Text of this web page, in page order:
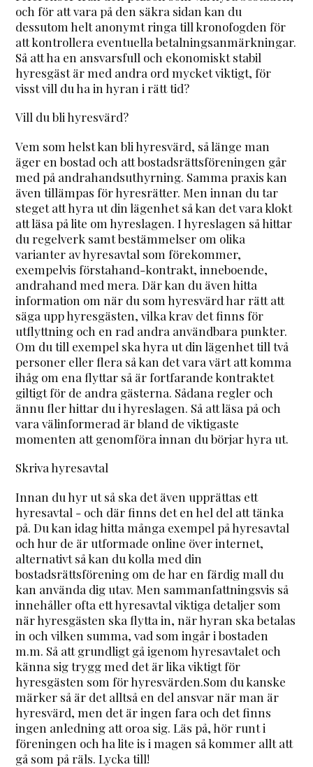
och för att vara på den säkra sidan kan du
dessutom helt anonymt ringa till kronofogden för
att kontrollera eventuella betalningsanmärkningar.
Så att ha en ansvarsfull och ekonomiskt stabil
hyresgäst är med andra ord mycket viktigt, för
visst vill du ha in hyran i rätt tid?
Vill du bli hyresvärd?
Vem som helst kan bli hyresvärd, så länge man
äger en bostad och att bostadsrättsföreningen går
med på andrahandsuthyrning. Samma praxis kan
även tillämpas för hyresrätter. Men innan du tar
steget att hyra ut din lägenhet så kan det vara klokt
att läsa på lite om hyreslagen. I hyreslagen så hittar
du regelverk samt bestämmelser om olika
varianter av hyresavtal som förekommer,
exempelvis förstahand-kontrakt, inneboende,
andrahand med mera. Där kan du även hitta
information om när du som hyresvärd har rätt att
säga upp hyresgästen, vilka krav det finns för
utflyttning och en rad andra användbara punkter.
Om du till exempel ska hyra ut din lägenhet till två
personer eller flera så kan det vara värt att komma
ihåg om ena flyttar så är fortfarande kontraktet
giltigt för de andra gästerna. Sådana regler och
ännu fler hittar du i hyreslagen. Så att läsa på och
vara välinformerad är bland de viktigaste
momenten att genomföra innan du börjar hyra ut.
Skriva hyresavtal
Innan du hyr ut så ska det även upprättas ett
hyresavtal - och där finns det en hel del att tänka
på. Du kan idag hitta många exempel på hyresavtal
och hur de är utformade online över internet,
alternativt så kan du kolla med din
bostadsrättsförening om de har en färdig mall du
kan använda dig utav. Men sammanfattningsvis så
innehåller ofta ett hyresavtal viktiga detaljer som
när hyresgästen ska flytta in, när hyran ska betalas
in och vilken summa, vad som ingår i bostaden
m.m. Så att grundligt gå igenom hyresavtalet och
känna sig trygg med det är lika viktigt för
hyresgästen som för hyresvärden.Som du kanske
märker så är det alltså en del ansvar när man är
hyresvärd, men det är ingen fara och det finns
ingen anledning att oroa sig. Läs på, hör runt i
föreningen och ha lite is i magen så kommer allt att
gå som på räls. Lycka till!